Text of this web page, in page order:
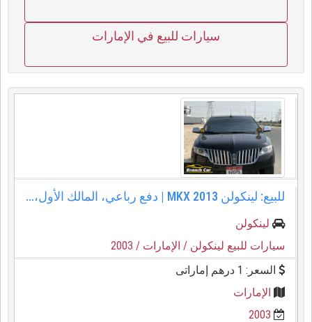
سيارات للبيع في الإمارات
للبيع: لينكولن MKX 2013 | دفع رباعي، المالك الأول،...
لينكولن
سيارات للبيع لينكولن / الإمارات / 2003
السعر: 1 درهم إماراتى
الإمارات
2003